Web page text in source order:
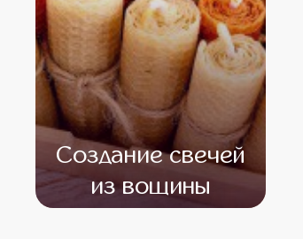
Создание свечей
из вощины